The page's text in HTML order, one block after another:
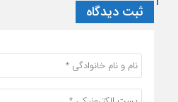
ثبت دیدگاه